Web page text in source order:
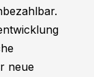
neue